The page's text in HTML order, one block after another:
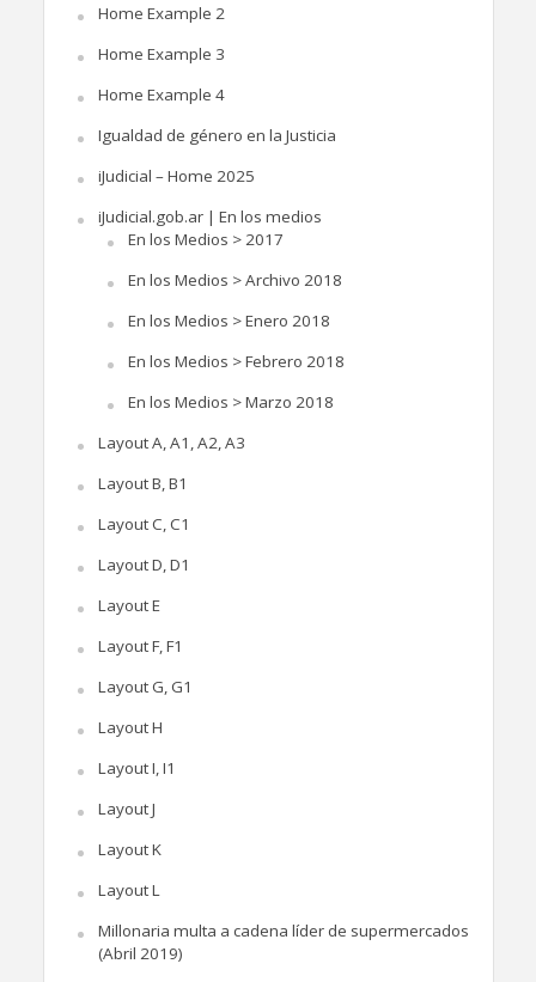
Home Example 2
Home Example 3
Home Example 4
Igualdad de género en la Justicia
iJudicial – Home 2025
iJudicial.gob.ar | En los medios
En los Medios > 2017
En los Medios > Archivo 2018
En los Medios > Enero 2018
En los Medios > Febrero 2018
En los Medios > Marzo 2018
Layout A, A1, A2, A3
Layout B, B1
Layout C, C1
Layout D, D1
Layout E
Layout F, F1
Layout G, G1
Layout H
Layout I, I1
Layout J
Layout K
Layout L
Millonaria multa a cadena líder de supermercados
(Abril 2019)